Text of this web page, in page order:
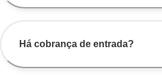
Há cobrança de entrada?